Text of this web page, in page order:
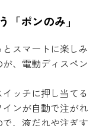
「ポンのみ」
とスマートに楽しみ
、電動ディスペン
ッチに押し当てる
ンが自動で注がれ
、液だれや注ぎす